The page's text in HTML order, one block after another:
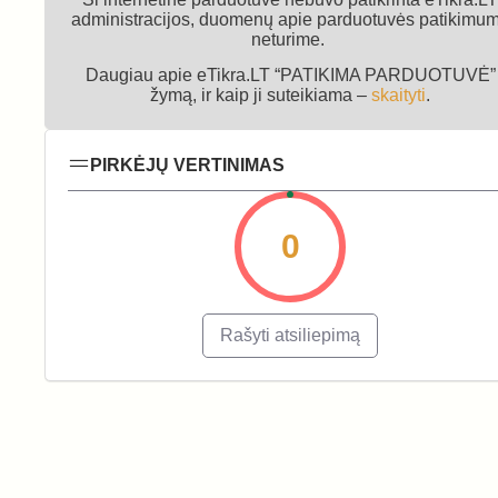
administracijos, duomenų apie parduotuvės
neturime.
Daugiau apie eTikra.LT “PATIKIMA PARDUOTUVĖ”
žymą, ir kaip ji suteikiama – skaityti.
PIRKĖJŲ VERTINIMAS
0
Rašyti atsiliepimą